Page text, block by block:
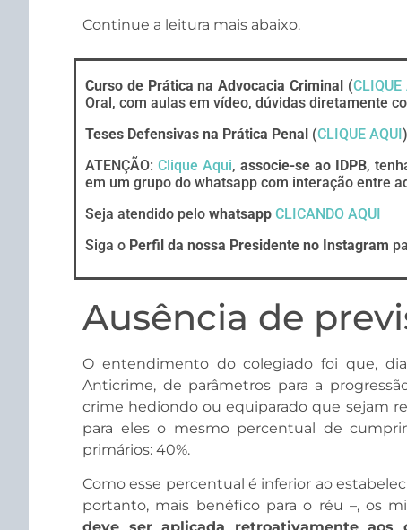
Continue a leitura mais abaixo.
Curso de Prática na Advocacia Criminal(CLIQUE
Oral, com aulas em vídeo, dúvidas diretamente
Teses Defensivas na Prática Penal (CLIQUE AQUI)
ATENÇÃO: Clique Aqui, associe-se ao IDPB,
em um grupo do whatsapp com interação entre
Seja atendido pelo whatsapp CLICANDO AQUI
Siga o Perfil da nossa Presidente no Instagram
Ausência de
O entendimento do colegiado foi que,
Anticrime, de parâmetros para a
crime hediondo ou equiparado que sejam
para eles o mesmo percentual de
primários: 40%.
Como esse percentual é inferior ao
portanto, mais benéfico para o réu –, os